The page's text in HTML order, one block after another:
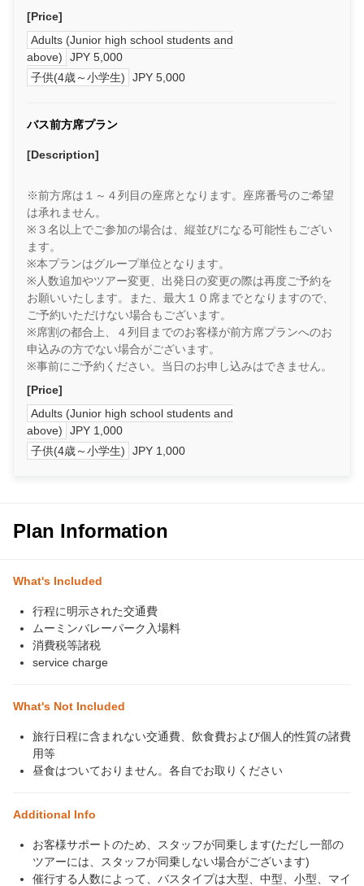
[Price]
Adults (Junior high school students and
above)
JPY 5,000
子供(4歳～小学生)
JPY 5,000
バス前方席プラン
[Description]
※前方席は１～４列目の座席となります。座席番号のご希望
は承れません。
※３名以上でご参加の場合は、縦並びになる可能性もござい
ます。
※本プランはグループ単位となります。
※人数追加やツアー変更、出発日の変更の際は再度ご予約を
お願いいたします。また、最大１０席までとなりますので、
ご予約いただけない場合もございます。
※席割の都合上、４列目までのお客様が前方席プランへのお
申込みの方でない場合がございます。
※事前にご予約ください。当日のお申し込みはできません。
[Price]
Adults (Junior high school students and
above)
JPY 1,000
子供(4歳～小学生)
JPY 1,000
Plan Information
What's Included
行程に明示された交通費
ムーミンバレーパーク入場料
消費税等諸税
service charge
What's Not Included
旅行日程に含まれない交通費、飲食費および個人的性質の諸費
用等
昼食はついておりません。各自でお取りください
Additional Info
お客様サポートのため、スタッフが同乗します(ただし一部の
ツアーには、スタッフが同乗しない場合がございます)
催行する人数によって、バスタイプは大型、中型、小型、マイ